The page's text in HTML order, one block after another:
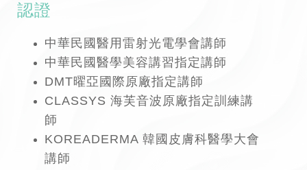
認證
中華民國醫用雷射光電學會講師
中華民國醫學美容講習指定講師
DMT曜亞國際原廠指定講師
CLASSYS 海芙音波原廠指定訓練講
師
KOREADERMA 韓國皮膚科醫學大會
講師